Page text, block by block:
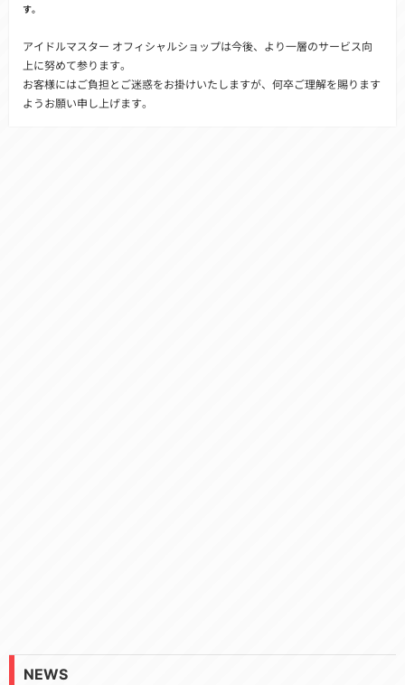
す。
アイドルマスター オフィシャルショップは今後、より一層のサービス向
上に努めて参ります。
お客様にはご負担とご迷惑をお掛けいたしますが、何卒ご理解を賜ります
ようお願い申し上げます。
NEWS